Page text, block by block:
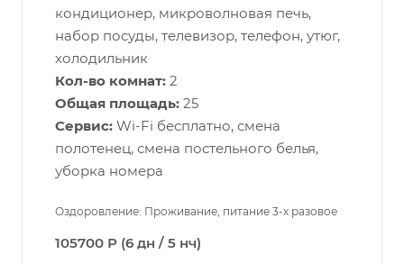
кондиционер, микроволновая печь,
набор посуды, телевизор, телефон, утюг,
холодильник
Кол-во комнат: 2
Общая площадь: 25
Сервис: Wi-Fi бесплатно, смена
полотенец, смена постельного белья,
уборка номера
Оздоровление: Проживание, питание 3-х разовое
105700 Р (6 дн / 5 нч)